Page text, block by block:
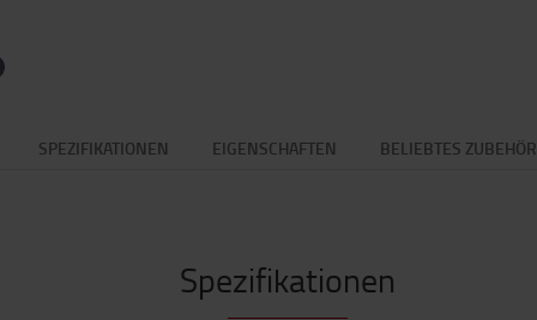
SPEZIFIKATIONEN EIGENSCHAFTEN BELIEBTES ZUBEHÖR
Spezifikationen